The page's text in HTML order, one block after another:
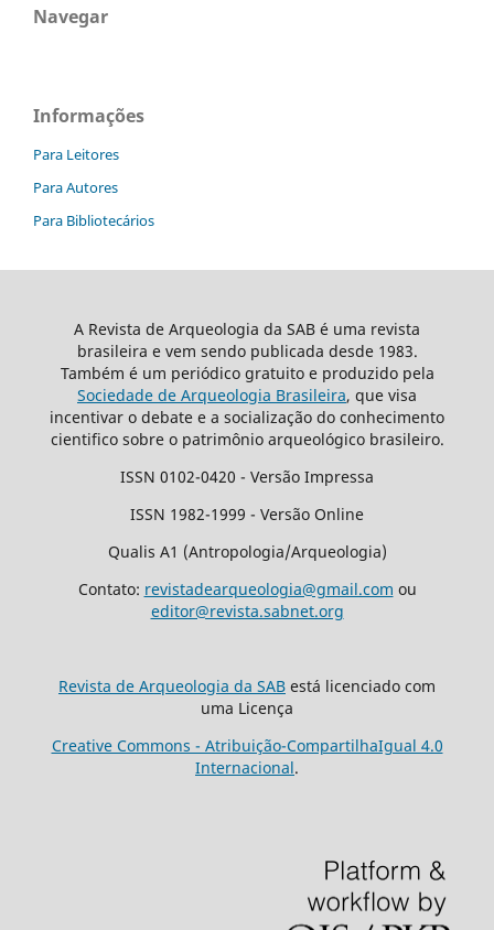
Navegar
Informações
Para Leitores
Para Autores
Para Bibliotecários
A Revista de Arqueologia da SAB é uma revista
brasileira e vem sendo publicada desde 1983.
Também é um periódico gratuito e produzido pela
Sociedade de Arqueologia Brasileira, que visa
incentivar o debate e a socialização do conhecimento
cientifico sobre o patrimônio arqueológico brasileiro.
ISSN 0102-0420 - Versão Impressa
ISSN 1982-1999 - Versão Online
Qualis A1 (Antropologia/Arqueologia)
Contato: revistadearqueologia@gmail.com ou
editor@revista.sabnet.org
Revista de Arqueologia da SAB está licenciado com
uma Licença
Creative Commons - Atribuição-CompartilhaIgual 4.0
Internacional.